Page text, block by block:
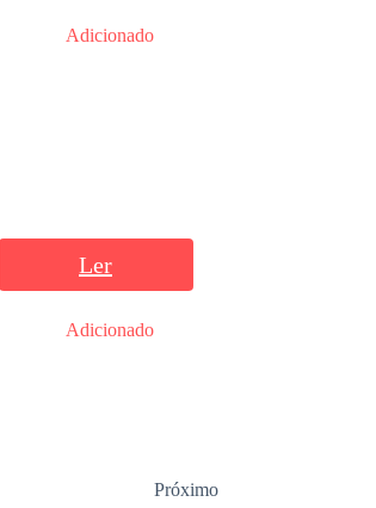
Adicionado
Ler
Adicionado
Próximo